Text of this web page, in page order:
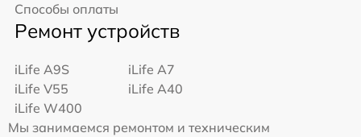
Способы оплаты
Ремонт устройств
iLife A9S
iLife A7
iLife V55
iLife A40
iLife W400
Мы занимаемся ремонтом и техническим